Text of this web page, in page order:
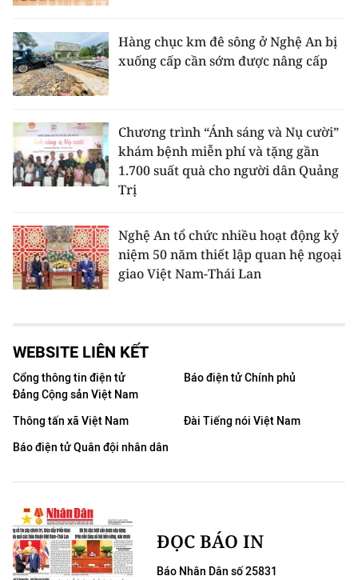
Hàng chục km đê sông ở Nghệ An bị
xuống cấp cần sớm được nâng cấp
Chương trình “Ánh sáng và Nụ cười”
khám bệnh miễn phí và tặng gần
1.700 suất quà cho người dân Quảng
Trị
Nghệ An tổ chức nhiều hoạt động kỷ
niệm 50 năm thiết lập quan hệ ngoại
giao Việt Nam-Thái Lan
WEBSITE LIÊN KẾT
Cổng thông tin điện tử
Đảng Cộng sản Việt Nam
Báo điện tử Chính phủ
Thông tấn xã Việt Nam
Đài Tiếng nói Việt Nam
Báo điện tử Quân đội nhân dân
ĐỌC BÁO IN
Báo Nhân Dân số 25831